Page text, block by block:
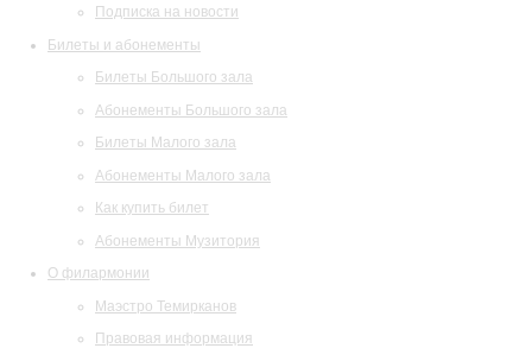
Подписка на новости
Билеты и абонементы
Билеты Большого зала
Абонементы Большого зала
Билеты Малого зала
Абонементы Малого зала
Как купить билет
Абонементы Музитория
О филармонии
Маэстро Темирканов
Правовая информация